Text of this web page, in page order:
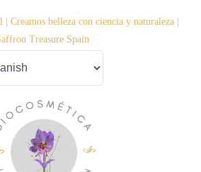
Creamos belleza con ciencia y naturaleza |
Treasure Spain